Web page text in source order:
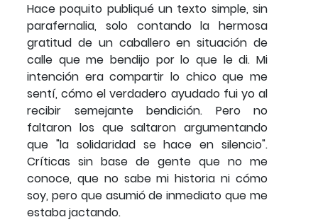
Hace poquito publiqué un texto simple, sin
parafernalia, solo contando la hermosa
gratitud de un caballero en situación de
calle que me bendijo por lo que le di. Mi
intención era compartir lo chico que me
sentí, cómo el verdadero ayudado fui yo al
recibir semejante bendición. Pero no
faltaron los que saltaron argumentando
que "la solidaridad se hace en silencio".
Críticas sin base de gente que no me
conoce, que no sabe mi historia ni cómo
soy, pero que asumió de inmediato que me
estaba jactando.